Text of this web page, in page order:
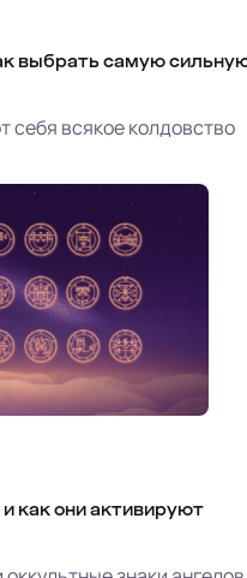
выбрать самую
себя всякое колдовство
как они активируют